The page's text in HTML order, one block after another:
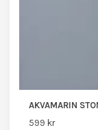
AKVAMARIN
599 kr